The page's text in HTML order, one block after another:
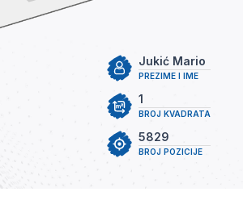
PREZIME I IME
Jukić Mario
BROJ KVADRATA
1
BROJ POZICIJE
5829